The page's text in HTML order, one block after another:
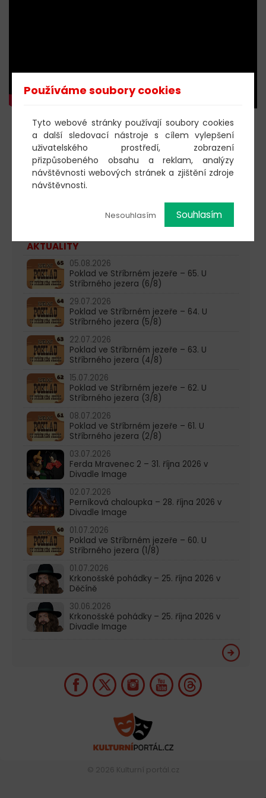
KOUPIT DOBROVOLNOU
VSTUPENKU
603 805 271
pondělí-čtvrtek: 10:00-16:00
AKTUALITY
05.08.2026
Poklad ve Stříbrném jezeře – 65. U
Stříbrného jezera (6/8)
29.07.2026
Poklad ve Stříbrném jezeře – 64. U
Stříbrného jezera (5/8)
22.07.2026
Poklad ve Stříbrném jezeře – 63. U
Stříbrného jezera (4/8)
15.07.2026
Poklad ve Stříbrném jezeře – 62. U
Stříbrného jezera (3/8)
08.07.2026
Poklad ve Stříbrném jezeře – 61. U
Stříbrného jezera (2/8)
03.07.2026
Ferda Mravenec 2 – 31. října 2026 v
Divadle Image
02.07.2026
Perníková chaloupka – 28. října 2026 v
Divadle Image
01.07.2026
Poklad ve Stříbrném jezeře – 60. U
Stříbrného jezera (1/8)
01.07.2026
Krkonošské pohádky – 25. října 2026 v
Děčíně
30.06.2026
Krkonošské pohádky – 25. října 2026 v
Divadle Image
© 2026 Kulturní portál.cz
Používáme soubory cookies
Tyto webové stránky používají soubory cookies
a další sledovací nástroje s cílem vylepšení
uživatelského prostředí, zobrazení
přizpůsobeného obsahu a reklam, analýzy
návštěvnosti webových stránek a zjištění zdroje
návštěvnosti.
Nesouhlasím Souhlasím